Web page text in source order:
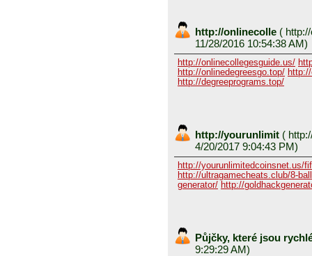
http://onlinecolle (
11/28/2016 10:54:38 AM)
http://onlinecollegesguide.us/
http://onlinedegreesgo.top/
http://degreeprograms.top/
http://yourunlimit (
4/20/2017 9:04:43 PM)
http://yourunlimitedcoinsnet.us/
http://ultragamecheats.club/8-
generator/ http://
Půjčky, které jsou
9:29:29 AM)